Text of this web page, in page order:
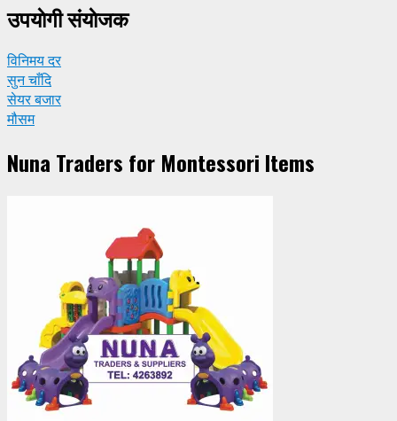
उपयाेगी संयाेजक
विनिमय दर
सुन चाँदि
सेयर बजार
मौसम
Nuna Traders for Montessori Items